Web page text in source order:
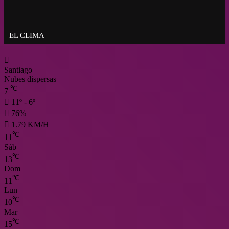
EL CLIMA
Santiago
Nubes dispersas
7 ℃
11º - 6º
76%
1.79 KM/H
11℃
Sáb
13℃
Dom
11 ℃
Lun
10℃
Mar
15℃